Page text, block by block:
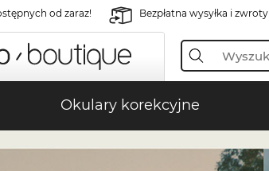
od zaraz! Bezpłatna wysyłka i zwroty
Okulary korekcyjne